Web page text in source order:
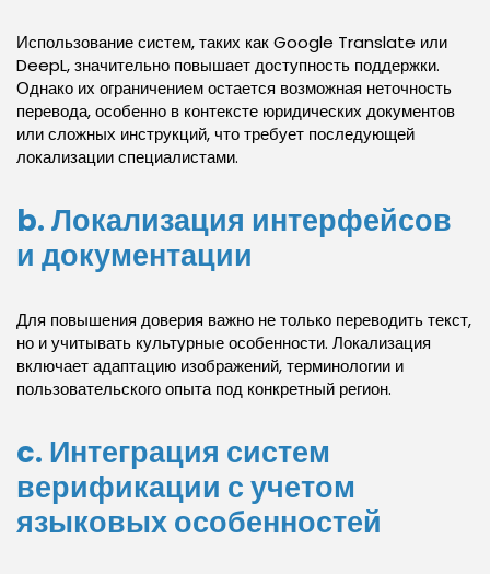
Использование систем, таких как Google Translate или
DeepL, значительно повышает доступность поддержки.
Однако их ограничением остается возможная неточность
перевода, особенно в контексте юридических документов
или сложных инструкций, что требует последующей
локализации специалистами.
b. Локализация интерфейсов
и документации
Для повышения доверия важно не только переводить текст,
но и учитывать культурные особенности. Локализация
включает адаптацию изображений, терминологии и
пользовательского опыта под конкретный регион.
c. Интеграция систем
верификации с учетом
языковых особенностей